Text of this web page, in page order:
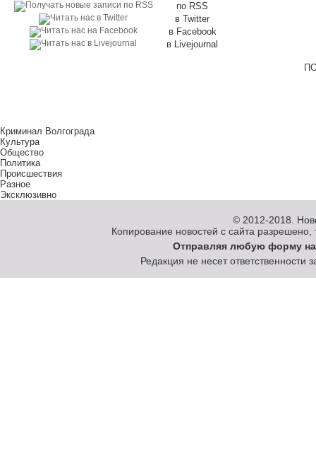
по RSS
в Twitter
в Facebook
в Livejournal
Криминал Волгограда
Культура
Общество
Политика
Происшествия
Разное
Эксклюзивно
© 2012-2018.
Копирование новостей с сайта разрешено,
Отправляя любую форму на
Редакция не несет